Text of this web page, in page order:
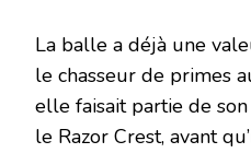
La balle a déjà une
le chasseur de primes
elle faisait partie de
le Razor Crest, avant